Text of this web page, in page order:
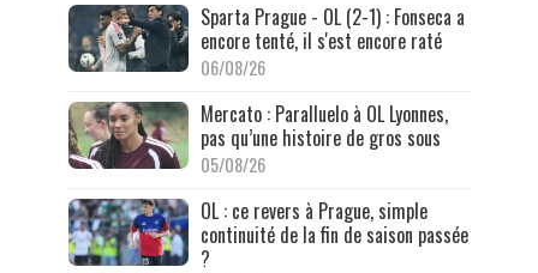
Sparta Prague - OL (2-1) : Fonseca a
encore tenté, il s'est encore raté
06/08/26
Mercato : Paralluelo à OL Lyonnes,
pas qu’une histoire de gros sous
05/08/26
OL : ce revers à Prague, simple
continuité de la fin de saison passée
?